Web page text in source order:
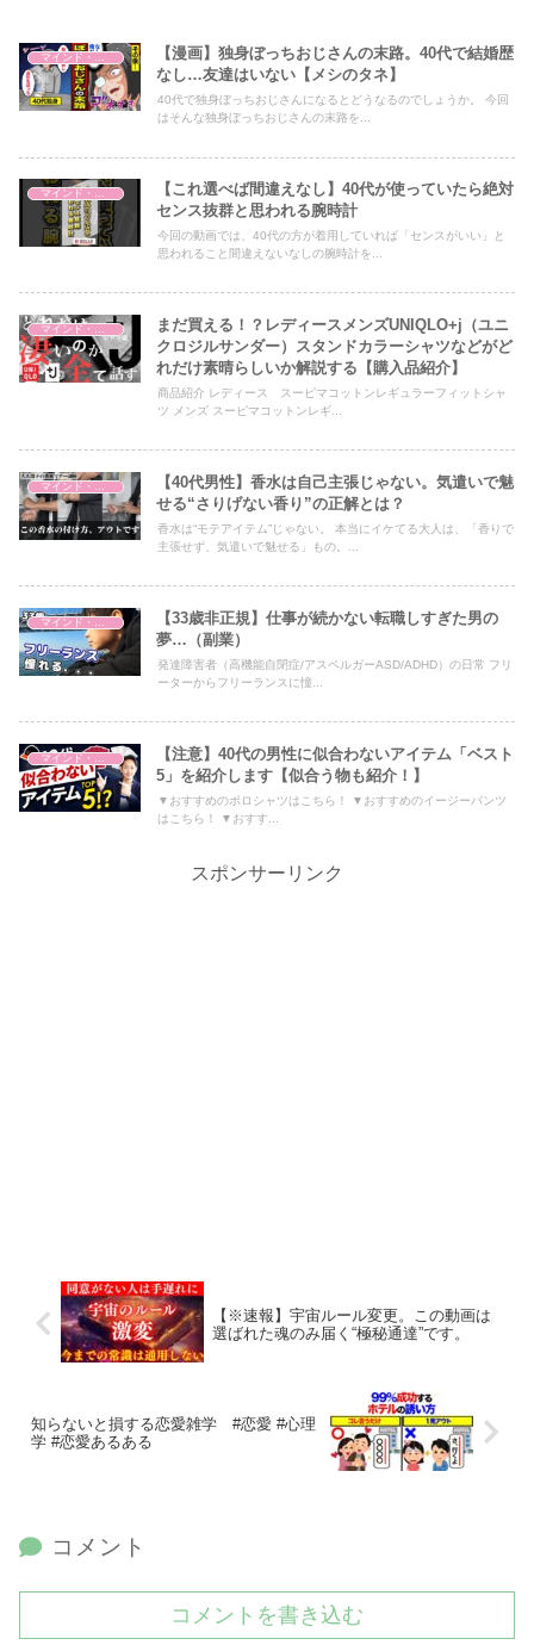
マインド・哲学
【漫画】独身ぼっちおじさんの末路。40代で結婚歴
なし…友達はいない【メシのタネ】
40代で独身ぼっちおじさんになるとどうなるのでしょうか。 今回
はそんな独身ぼっちおじさんの末路を...
マインド・哲学
【これ選べば間違えなし】40代が使っていたら絶対
センス抜群と思われる腕時計
今回の動画では、40代の方が着用していれば「センスがいい」と
思われること間違えないなしの腕時計を...
マインド・哲学
まだ買える！？レディースメンズUNIQLO+j（ユニ
クロジルサンダー）スタンドカラーシャツなどがど
れだけ素晴らしいか解説する【購入品紹介】
商品紹介 レディース スーピマコットンレギュラーフィットシャ
ツ メンズ スーピマコットンレギ...
マインド・哲学
【40代男性】香水は自己主張じゃない。気遣いで魅
せる“さりげない香り”の正解とは？
香水は“モテアイテム”じゃない。 本当にイケてる大人は、「香りで
主張せず、気遣いで魅せる」もの。...
マインド・哲学
【33歳非正規】仕事が続かない転職しすぎた男の
夢…（副業）
発達障害者（高機能自閉症/アスペルガーASD/ADHD）の日常 フリ
ーターからフリーランスに憧...
【注意】40代の男性に似合わないアイテム「ベスト
5」を紹介します【似合う物も紹介！】
▼おすすめのポロシャツはこちら！ ▼おすすめのイージーパンツ
はこちら！ ▼おすす...
スポンサーリンク
【※速報】宇宙ルール変更。この動画は
選ばれた魂のみ届く“極秘通達”です。
知らないと損する恋愛雑学 #恋愛 #心理
学 #恋愛あるある
コメント
コメントを書き込む